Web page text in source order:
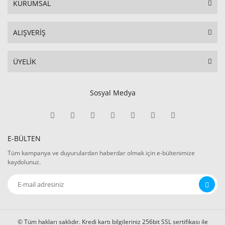
KURUMSAL
ALIŞVERİŞ
ÜYELİK
Sosyal Medya
E-BÜLTEN
Tüm kampanya ve duyurulardan haberdar olmak için e-bültenimize
kaydolunuz.
© Tüm hakları saklıdır. Kredi kartı bilgileriniz 256bit SSL sertifikası ile